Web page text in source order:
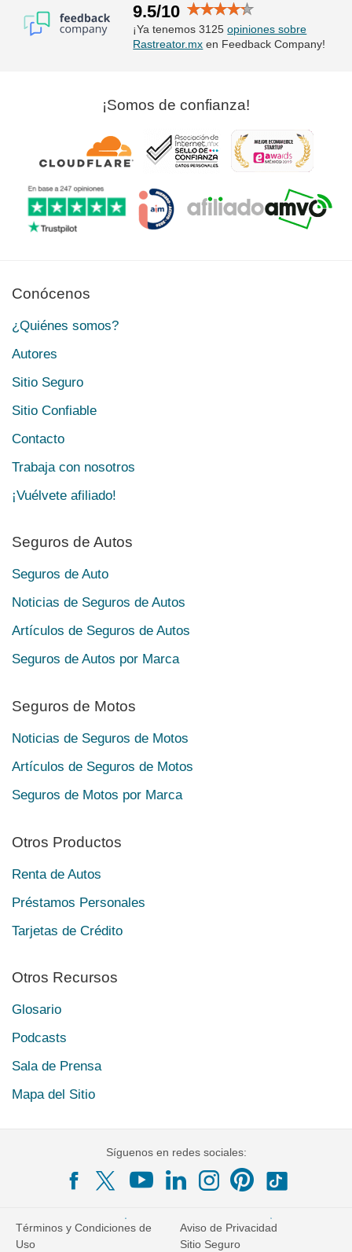
9.5/10
¡Ya tenemos 3125opiniones sobre
Rastreator.mx en Feedback Company!
¡Somos de confianza!
Conócenos
¿Quiénes somos?
Autores
Sitio Seguro
Sitio Confiable
Contacto
Trabaja con nosotros
¡Vuélvete afiliado!
Seguros de Autos
Seguros de Auto
Noticias de Seguros de Autos
Artículos de Seguros de Autos
Seguros de Autos por Marca
Seguros de Motos
Noticias de Seguros de Motos
Artículos de Seguros de Motos
Seguros de Motos por Marca
Otros Productos
Renta de Autos
Préstamos Personales
Tarjetas de Crédito
Otros Recursos
Glosario
Podcasts
Sala de Prensa
Mapa del Sitio
Síguenos en redes sociales:
Términos y Condiciones de
Uso
Aviso de Privacidad
Sitio Seguro